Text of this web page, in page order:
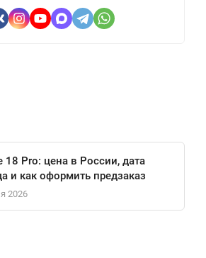
18 Pro: цена в России, дата
и как оформить предзаказ
2026